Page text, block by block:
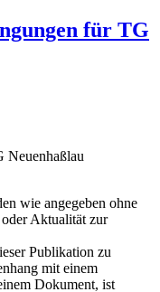
für TG
Neuenhaßlau
wie angegeben ohne
Aktualität zur
Publikation zu
mit einem
Dokument, ist